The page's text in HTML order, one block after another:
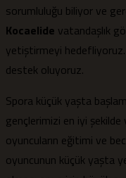
sorumluluğu biliyor ve
Kocaelide vatandaşlık
yetiştirmeyi hedefliyoruz.
destek oluyoruz.
Spora küçük yaşta
gençlerimizi en iyi
oyuncuların eğitimi ve
oyuncunun küçük yaşta